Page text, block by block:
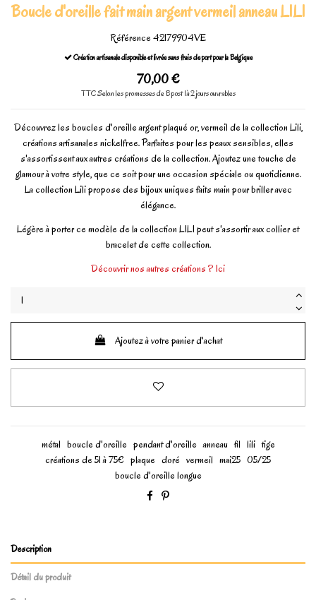
Boucle d'oreille fait main argent vermeil anneau LILI
Référence42179904VE
Création artisanale disponible et livrée sans frais de port pour la Belgique
70,00 €
TTCSelon les promesses de Bpost 1à 2 jours ouvrables
Découvrez les boucles d'oreille argent plaqué or, vermeil de la collection Lili,
créations artisanales nickelfree. Parfaites pour les peaux sensibles, elles
s'assortissent aux autres créations de la collection. Ajoutez une touche de
glamour à votre style, que ce soit pour une occasion spéciale ou quotidienne.
La collection Lili propose des bijoux uniques faits main pour briller avec
élégance.
Légère à porter ce modèle de la collection LILI peut s'assortir aux collier et
bracelet de cette collection.
Découvrir nos autres créations ? Ici
Ajoutez à votre panier d'achat
métal boucle d'oreille pendant d'oreille anneau fil lili tige
créations de 51 à 75€ plaque doré vermeil mai25 05/25
boucle d'oreille longue
Description
Détail du produit